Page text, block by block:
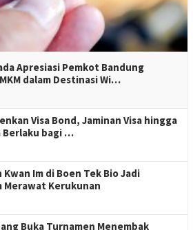
Apresiasi Pemkot Bandung
dalam Destinasi Wi…
Visa Bond, Jaminan Visa hingga
Berlaku bagi …
Im di Boen Tek Bio Jadi
Merawat Kerukunan
Buka Turnamen Menembak